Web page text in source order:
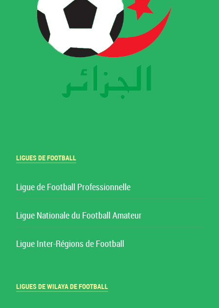
LIGUES DE FOOTBALL
Ligue de Football Professionnelle
Ligue Nationale du Football Amateur
Ligue Inter-Régions de Football
LIGUES DE WILAYA DE FOOTBALL